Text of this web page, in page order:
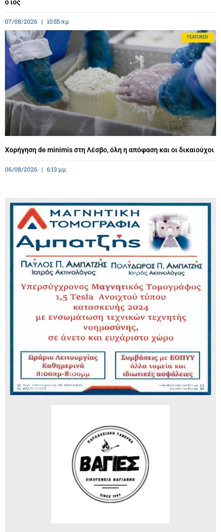
ο ιός
07/08/2026 10:55 πμ
FEATURED
Χορήγηση de minimis στη Λέσβο, όλη η απόφαση και οι δικαιούχοι
06/08/2026 6:13 μμ